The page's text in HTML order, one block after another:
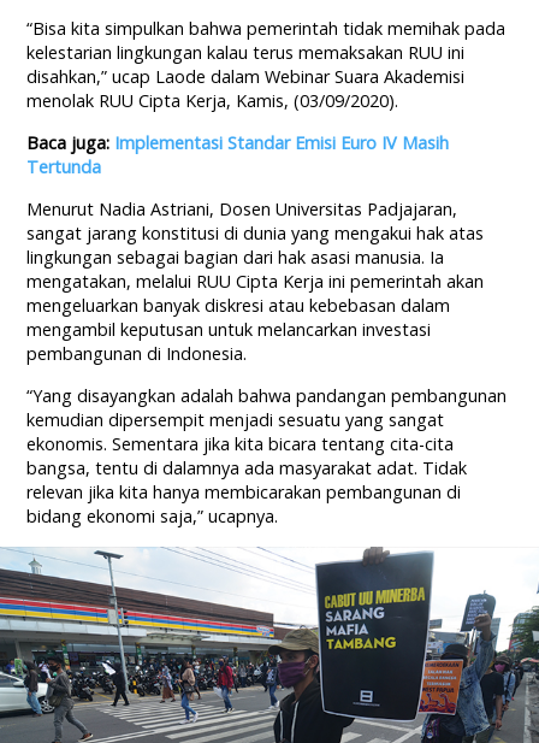
“Bisa kita simpulkan bahwa pemerintah tidak memihak pada
kelestarian lingkungan kalau terus memaksakan RUU ini
disahkan,” ucap Laode dalam Webinar Suara Akademisi
menolak RUU Cipta Kerja, Kamis, (03/09/2020).
Baca juga: Implementasi Standar Emisi Euro IV Masih
Tertunda
Menurut Nadia Astriani, Dosen Universitas Padjajaran,
sangat jarang konstitusi di dunia yang mengakui hak atas
lingkungan sebagai bagian dari hak asasi manusia. Ia
mengatakan, melalui RUU Cipta Kerja ini pemerintah akan
mengeluarkan banyak diskresi atau kebebasan dalam
mengambil keputusan untuk melancarkan investasi
pembangunan di Indonesia.
“Yang disayangkan adalah bahwa pandangan pembangunan
kemudian dipersempit menjadi sesuatu yang sangat
ekonomis. Sementara jika kita bicara tentang cita-cita
bangsa, tentu di dalamnya ada masyarakat adat. Tidak
relevan jika kita hanya membicarakan pembangunan di
bidang ekonomi saja,” ucapnya.